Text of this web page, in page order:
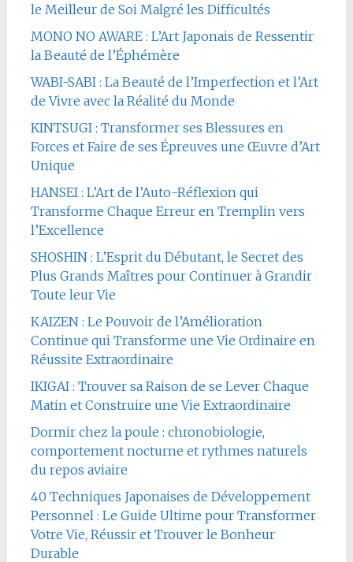
le Meilleur de Soi Malgré les Difficultés
MONO NO AWARE : L’Art Japonais de Ressentir
la Beauté de l’Éphémère
WABI-SABI : La Beauté de l’Imperfection et l’Art
de Vivre avec la Réalité du Monde
KINTSUGI : Transformer ses Blessures en
Forces et Faire de ses Épreuves une Œuvre d’Art
Unique
HANSEI : L’Art de l’Auto-Réflexion qui
Transforme Chaque Erreur en Tremplin vers
l’Excellence
SHOSHIN : L’Esprit du Débutant, le Secret des
Plus Grands Maîtres pour Continuer à Grandir
Toute leur Vie
KAIZEN : Le Pouvoir de l’Amélioration
Continue qui Transforme une Vie Ordinaire en
Réussite Extraordinaire
IKIGAI : Trouver sa Raison de se Lever Chaque
Matin et Construire une Vie Extraordinaire
Dormir chez la poule : chronobiologie,
comportement nocturne et rythmes naturels
du repos aviaire
40 Techniques Japonaises de Développement
Personnel : Le Guide Ultime pour Transformer
Votre Vie, Réussir et Trouver le Bonheur
Durable